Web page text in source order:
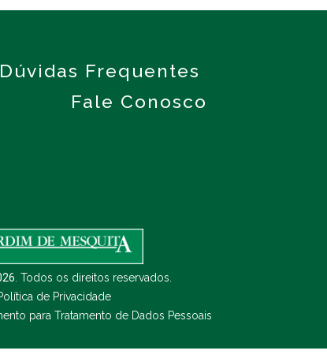
Dúvidas Frequentes
Fale Conosco
. Todos os direitos reservados.
de Privacidade
para Tratamento de Dados Pessoais